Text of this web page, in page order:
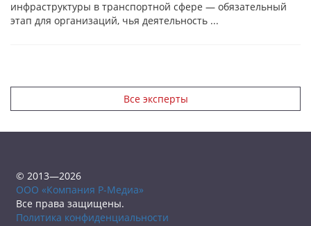
инфраструктуры в транспортной сфере — обязательный
этап для организаций, чья деятельность ...
Все эксперты
© 2013—2026
ООО «Компания Р-Медиа»
Все права защищены.
Политика конфиденциальности